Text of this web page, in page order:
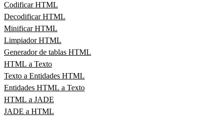
Codificar HTML
Decodificar HTML
Minificar HTML
Limpiador HTML
Generador de tablas HTML
HTML a Texto
Texto a Entidades HTML
Entidades HTML a Texto
HTML a JADE
JADE a HTML